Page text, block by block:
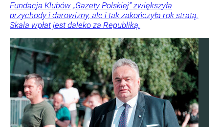
Fundacja Klubów „Gazety Polskiej” zwiększyła
przychody i darowizny, ale i tak zakończyła rok stratą.
Skala wpłat jest daleko za Republiką.